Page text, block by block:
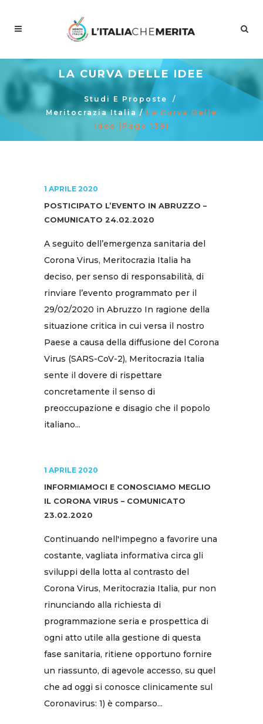
LA CURVA DELLE IDEE
Studi E Proposte
/
Meritocrazia Italia /La Curva Delle
Idee (Page 139)
1 APRILE 2020
POSTICIPATO L’EVENTO IN ABRUZZO –
COMUNICATO 24.02.2020
A seguito dell’emergenza sanitaria del
Corona Virus, Meritocrazia Italia ha
deciso, per senso di responsabilità, di
rinviare l’evento programmato per il
29/02/2020 in Abruzzo In ragione della
situazione critica in cui versa il nostro
Paese a causa della diffusione del Corona
Virus (SARS-CoV-2), Meritocrazia Italia
sente il dovere di rispettare
concretamente il senso di
preoccupazione e disagio che il popolo
italiano...
1 APRILE 2020
INFORMIAMOCI E CONOSCIAMO MEGLIO
IL CORONA VIRUS – COMUNICATO
23.02.2020
Continuando nell'impegno a favorire una
costante, vagliata informativa circa gli
sviluppi della lotta al contrasto del
Corona Virus, Meritocrazia Italia, pur non
rinunciando alla richiesta di
programmazione seria e prospettica di
ogni atto utile alla gestione di questa
fase sanitaria, ritiene opportuno fornire
un riassunto, di agevole accesso, su quel
che ad oggi si conosce clinicamente sul
Coronavirus: 1) è comparso...